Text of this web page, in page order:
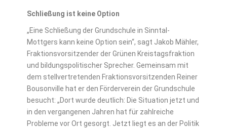
Schließung ist keine Option
„Eine Schließung der Grundschule in Sinntal-
Mottgers kann keine Option sein“, sagt Jakob Mähler,
Fraktionsvorsitzender der Grünen Kreistagsfraktion
und bildungspolitischer Sprecher. Gemeinsam mit
dem stellvertretenden Fraktionsvorsitzenden Reiner
Bousonville hat er den Förderverein der Grundschule
besucht: „Dort wurde deutlich: Die Situation jetzt und
in den vergangenen Jahren hat für zahlreiche
Probleme vor Ort gesorgt. Jetzt liegt es an der Politik